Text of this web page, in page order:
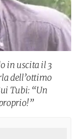
in uscita il 3
dell’ottimo
Tubi: “Un